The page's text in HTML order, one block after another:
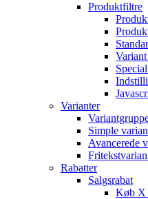
Produktfiltre
Varianter
Simple
Avancerede
Rabatter
Salgsrabat
Køb X